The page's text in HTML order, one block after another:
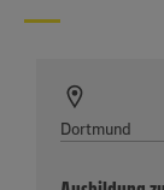
Dortmund